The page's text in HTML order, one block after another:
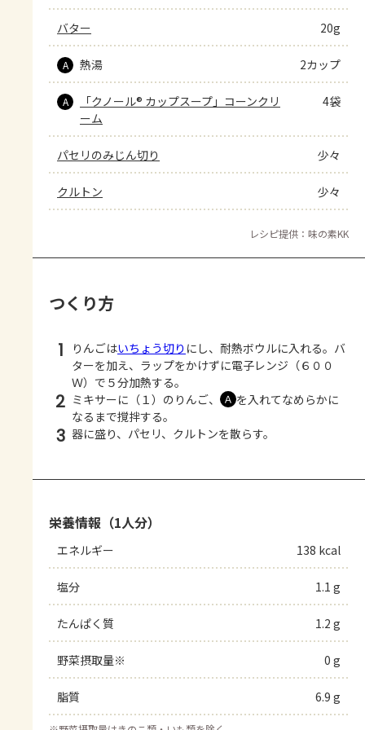
バター 20g
A 熱湯 2カップ
A
「クノール® カップスープ」コーンクリ
ーム
4袋
パセリのみじん切り 少々
クルトン 少々
レシピ提供：味の素KK
つくり方
1 りんごはいちょう切り にし、耐熱ボウルに入れる。バ
ターを加え、ラップをかけずに電子レンジ（６００
Ｗ）で５分加熱する。
2 ミキサーに（１）のりんご、 Ａ を入れてなめらかに
なるまで撹拌する。
3 器に盛り、パセリ、クルトンを散らす。
栄養情報（1人分）
エネルギー 138 kcal
塩分 1.1 g
たんぱく質 1.2 g
野菜摂取量※ 0 g
脂質 6.9 g